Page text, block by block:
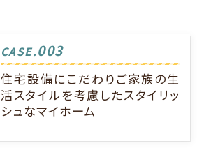
CASE.003
住宅設備にこだわりご家族の生
活スタイルを考慮したスタイリッ
シュなマイホーム